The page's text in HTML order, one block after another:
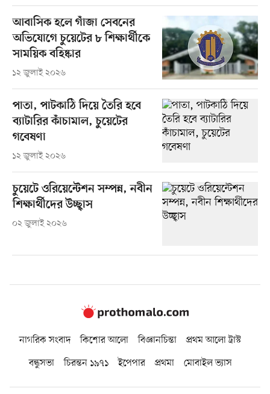
আবাসিক হলে গাঁজা সেবনের
অভিযোগে চুয়েটের ৮ শিক্ষার্থীকে
সাময়িক বহিষ্কার
১২ জুলাই ২০২৬
পাতা, পাটকাঠি দিয়ে তৈরি হবে
ব্যাটারির কাঁচামাল, চুয়েটের
গবেষণা
১২ জুলাই ২০২৬
চুয়েটে ওরিয়েন্টেশন সম্পন্ন, নবীন
শিক্ষার্থীদের উচ্ছ্বাস
০২ জুলাই ২০২৬
নাগরিক সংবাদ কিশোর আলো বিজ্ঞানচিন্তা
প্রথম আলো ট্রাস্ট
বন্ধুসভা
চিরন্তন ১৯৭১ ইপেপার প্রথমা মোবাইল ভ্যাস